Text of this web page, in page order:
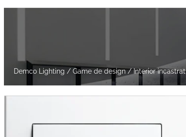
Demco Lighting / Game de design / Interior incastrat